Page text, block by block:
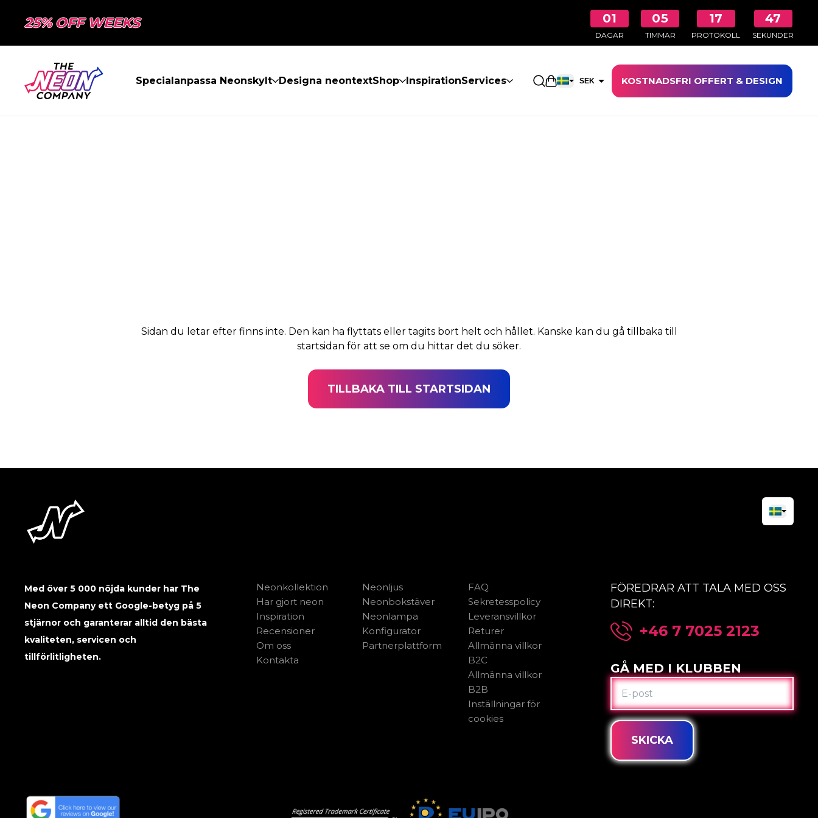
25% OFF WEEKS 01
DAGAR
05
TIMMAR
17
PROTOKOLL
46
SEKUNDER
Specialanpassa Neonskylt Designa neontextShop InspirationServices Öppna kundkorgen
SEK KOSTNADSFRI OFFERT & DESIGN
Sidan du letar efter finns inte. Den kan ha flyttats eller tagits bort helt och hållet. Kanske kan du gå tillbaka till
startsidan för att se om du hittar det du söker.
TILLBAKA TILL STARTSIDAN
Med över 5 000 nöjda kunder har The
Neon Company ett Google-betyg på 5
stjärnor och garanterar alltid den bästa
kvaliteten, servicen och
tillförlitligheten.
Neonkollektion
Har gjort neon
Inspiration
Recensioner
Om oss
Kontakta
Neonljus
Neonbokstäver
Neonlampa
Konfigurator
Partnerplattform
FAQ
Sekretesspolicy
Leveransvillkor
Returer
Allmänna villkor
B2C
Allmänna villkor
B2B
Inställningar för
cookies
FÖREDRAR ATT TALA MED OSS
DIREKT:
+46 7 7025 2123
GÅ MED I KLUBBEN
E-
POST
SKICKA